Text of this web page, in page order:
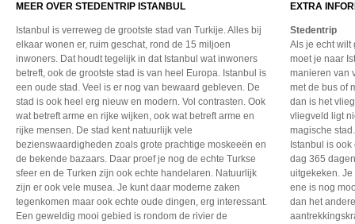
MEER OVER STEDENTRIP ISTANBUL
Istanbul is verreweg de grootste stad van Turkije. Alles bij
elkaar wonen er, ruim geschat, rond de 15 miljoen
inwoners. Dat houdt tegelijk in dat Istanbul wat inwoners
betreft, ook de grootste stad is van heel Europa. Istanbul is
een oude stad. Veel is er nog van bewaard gebleven. De
stad is ook heel erg nieuw en modern. Vol contrasten. Ook
wat betreft arme en rijke wijken, ook wat betreft arme en
rijke mensen. De stad kent natuurlijk vele
bezienswaardigheden zoals grote prachtige moskeeën en
de bekende bazaars. Daar proef je nog de echte Turkse
sfeer en de Turken zijn ook echte handelaren. Natuurlijk
zijn er ook vele musea. Je kunt daar moderne zaken
tegenkomen maar ook echte oude dingen, erg interessant.
Een geweldig mooi gebied is rondom de rivier de
EXTRA
Stedentrip
Als je echt wilt
moet je naar
manieren van
met de bus of
dan is het
vliegveld ligt
magische
Istanbul is
dag 365
uitgekeken.
ene is nog
dan het